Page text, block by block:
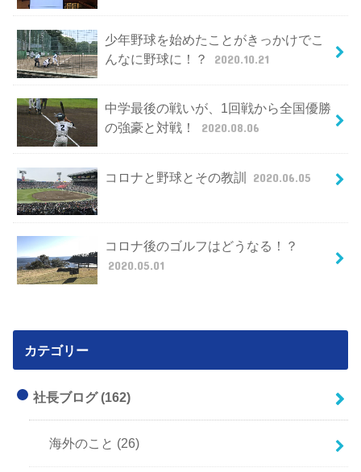
少年野球を始めたことがきっかけでこ
んなに野球に！？
2020.10.21
中学最後の戦いが、1回戦から全国優勝
の強豪と対戦！
2020.08.06
コロナと野球とその教訓 2020.06.05
コロナ後のゴルフはどうなる！？
2020.05.01
カテゴリー
社長ブログ(162)
海外のこと (26)